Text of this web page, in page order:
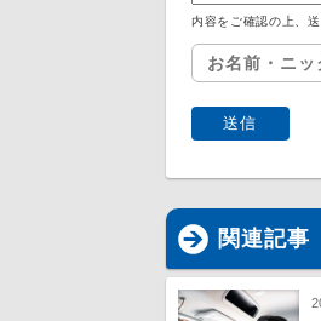
内容をご確認の上、
関連記事